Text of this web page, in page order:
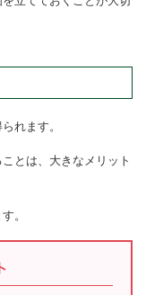
れます。
とは、大きなメリット
。